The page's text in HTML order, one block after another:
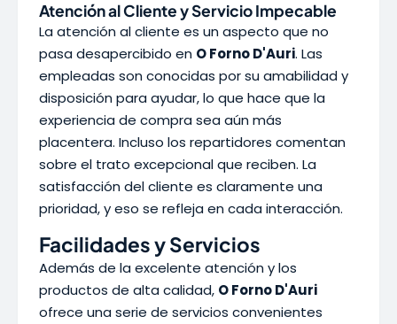
Atención al Cliente y Servicio Impecable
La atención al cliente es un aspecto que no
pasa desapercibido en O Forno D'Auri. Las
empleadas son conocidas por su amabilidad y
disposición para ayudar, lo que hace que la
experiencia de compra sea aún más
placentera. Incluso los repartidores comentan
sobre el trato excepcional que reciben. La
satisfacción del cliente es claramente una
prioridad, y eso se refleja en cada interacción.
Facilidades y Servicios
Además de la excelente atención y los
productos de alta calidad, O Forno D'Auri
ofrece una serie de servicios convenientes